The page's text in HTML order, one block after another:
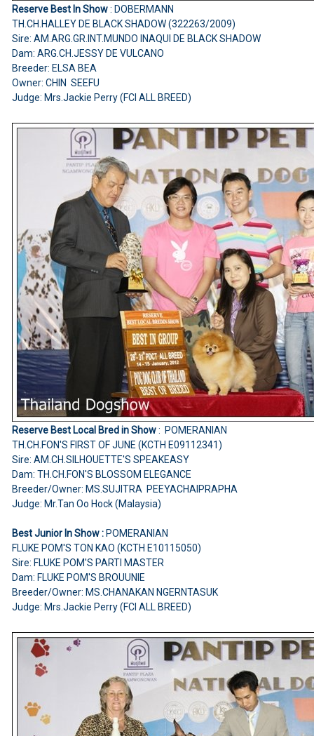
Reserve Best In Show: DOBERMANN
TH.CH.HALLEY DE BLACK SHADOW (322263/2009)
Sire: AM.ARG.GR.INT.MUNDO INAQUI DE BLACK SHADOW
Dam: ARG.CH.JESSY DE VULCANO
Breeder: ELSA BEA
Owner: CHIN SEEFU
Judge: Mrs.Jackie Perry (FCI ALL BREED)
Reserve Best Local Bred in Show: POMERANIAN
TH.CH.FON'S FIRST OF JUNE (KCTH E09112341)
Sire: AM.CH.SILHOUETTE'S SPEAKEASY
Dam: TH.CH.FON'S BLOSSOM ELEGANCE
Breeder/Owner: MS.SUJITRA PEEYACHAIPRAPHA
Judge: Mr.Tan Oo Hock (Malaysia)
Best Junior In Show :POMERANIAN
FLUKE POM'S TON KAO (KCTH E10115050)
Sire: FLUKE POM'S PARTI MASTER
Dam: FLUKE POM'S BROUUNIE
Breeder/Owner: MS.CHANAKAN NGERNTASUK
Judge: Mrs.Jackie Perry (FCI ALL BREED)